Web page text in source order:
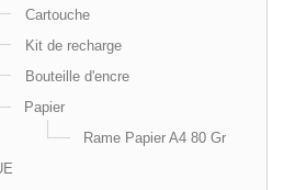
Cartouche
Kit de recharge
Bouteille d'encre
Papier
Rame Papier A4 80 Gr